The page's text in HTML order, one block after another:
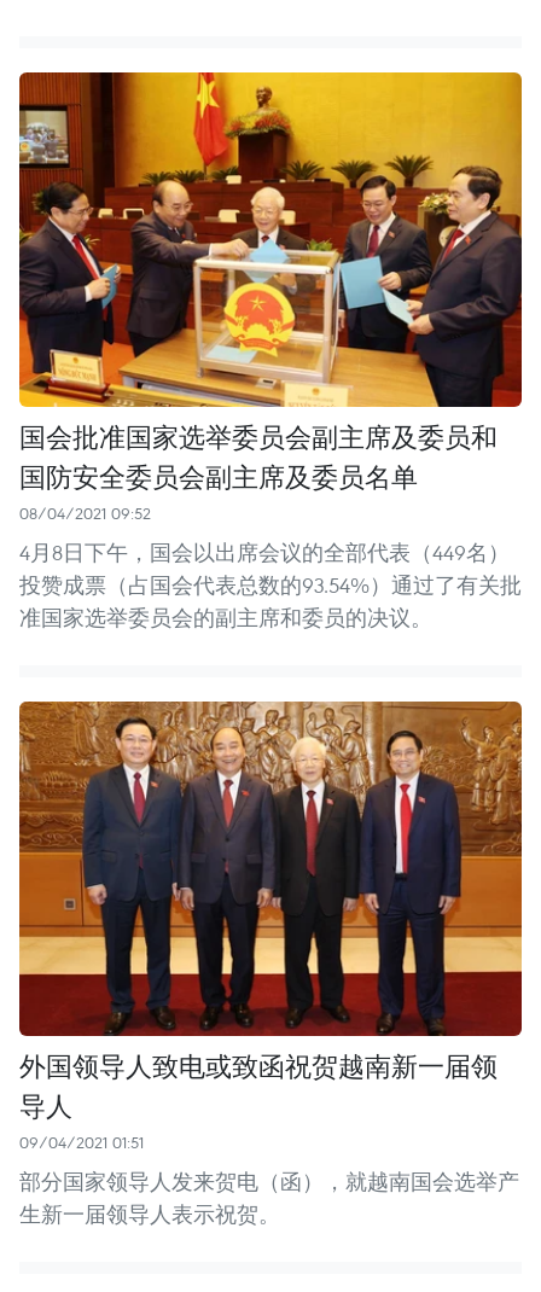
国会批准国家选举委员会副主席及委员和
国防安全委员会副主席及委员名单
08/04/2021 09:52
4月8日下午，国会以出席会议的全部代表（449名）
投赞成票（占国会代表总数的93.54%）通过了有关批
准国家选举委员会的副主席和委员的决议。
外国领导人致电或致函祝贺越南新一届领
导人
09/04/2021 01:51
部分国家领导人发来贺电（函），就越南国会选举产
生新一届领导人表示祝贺。